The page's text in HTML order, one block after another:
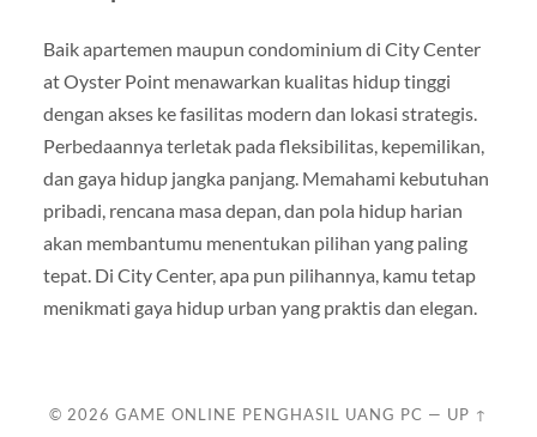
Baik apartemen maupun condominium di City Center
at Oyster Point menawarkan kualitas hidup tinggi
dengan akses ke fasilitas modern dan lokasi strategis.
Perbedaannya terletak pada fleksibilitas, kepemilikan,
dan gaya hidup jangka panjang. Memahami kebutuhan
pribadi, rencana masa depan, dan pola hidup harian
akan membantumu menentukan pilihan yang paling
tepat. Di City Center, apa pun pilihannya, kamu tetap
menikmati gaya hidup urban yang praktis dan elegan.
© 2026 GAME ONLINE PENGHASIL UANG PC — UP ↑